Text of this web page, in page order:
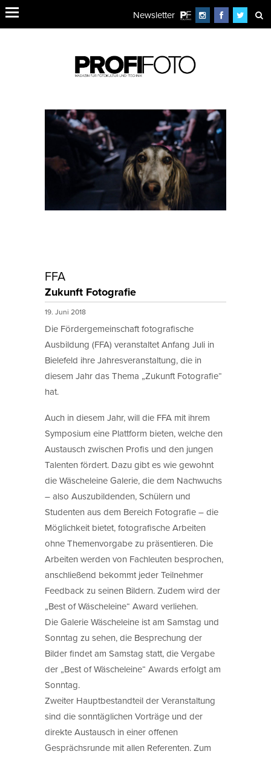
Newsletter
FFA
Zukunft Fotografie
19. Juni 2018
Die Fördergemeinschaft fotografische
Ausbildung (FFA) veranstaltet Anfang Juli in
Bielefeld ihre Jahresveranstaltung, die in
diesem Jahr das Thema „Zukunft Fotografie“
hat.
Auch in diesem Jahr, will die FFA mit ihrem
Symposium eine Plattform bieten, welche den
Austausch zwischen Profis und den jungen
Talenten fördert. Dazu gibt es wie gewohnt
die Wäscheleine Galerie, die dem Nachwuchs
– also Auszubildenden, Schülern und
Studenten aus dem Bereich Fotografie – die
Möglichkeit bietet, fotografische Arbeiten
ohne Themenvorgabe zu präsentieren. Die
Arbeiten werden von Fachleuten besprochen,
anschließend bekommt jeder Teilnehmer
Feedback zu seinen Bildern. Zudem wird der
„Best of Wäscheleine“ Award verliehen.
Die Galerie Wäscheleine ist am Samstag und
Sonntag zu sehen, die Besprechung der
Bilder findet am Samstag statt, die Vergabe
der „Best of Wäscheleine“ Awards erfolgt am
Sonntag.
Zweiter Hauptbestandteil der Veranstaltung
sind die sonntäglichen Vorträge und der
direkte Austausch in einer offenen
Gesprächsrunde mit allen Referenten. Zum